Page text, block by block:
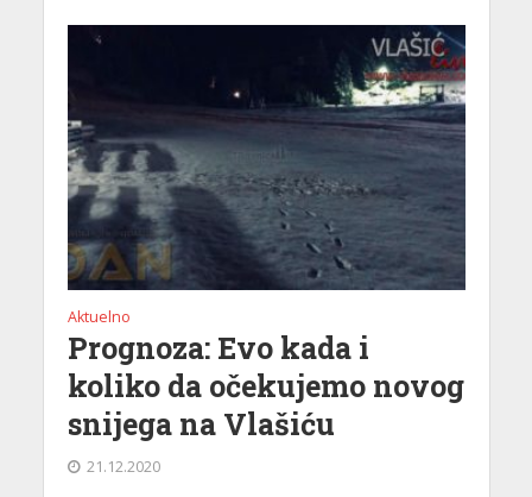
Aktuelno
Prognoza: Evo kada i
koliko da očekujemo novog
snijega na Vlašiću
21.12.2020